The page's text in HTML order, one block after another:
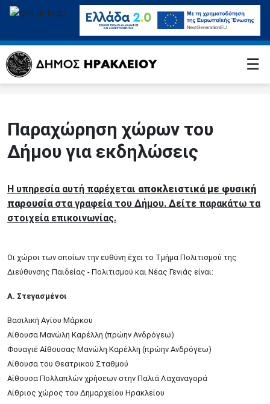
☰
Παραχώρηση χώρων του
Δήμου για εκδηλώσεις
Η υπηρεσία αυτή παρέχεται αποκλειστικάμε φυσική
παρουσίαστα γραφεία του Δήμου. Δείτε παρακάτω τα
στοιχεία επικοινωνίας.
Οι χώροι των οποίων την ευθύνη έχει το Τμήμα Πολιτισμού της
Διεύθυνσης Παιδείας - Πολιτισμού και Νέας Γενιάς είναι:
Α. Στεγασμένοι
Βασιλική Αγίου Μάρκου
Αίθουσα Μανώλη Καρέλλη (πρώην Ανδρόγεω)
Φουαγιέ Αίθουσας Μανώλη Καρέλλη (πρώην Ανδρόγεω)
Αίθουσα του Θεατρικού Σταθμού
Αίθουσα Πολλαπλών χρήσεων στην Παλιά Λαχαναγορά
Αίθριος χώρος του Δημαρχείου Ηρακλείου